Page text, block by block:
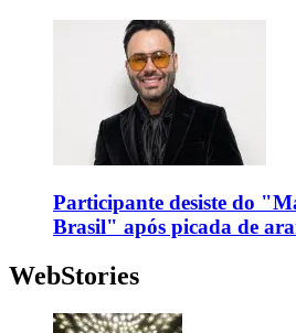
Participante desiste do
Brasil" após picada de
WebStories